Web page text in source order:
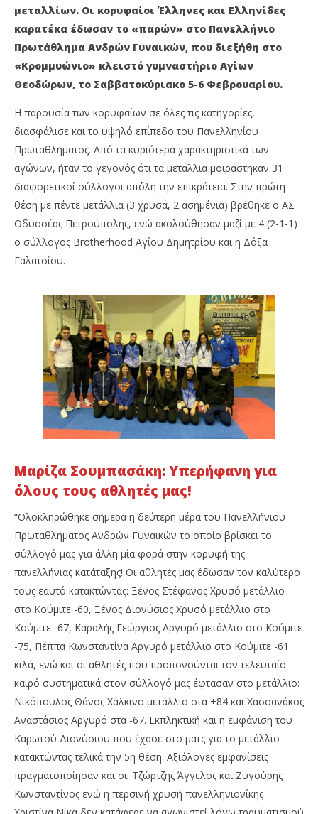
μεταλλίων. Οι κορυφαίοι Έλληνες και Ελληνίδες
καρατέκα έδωσαν το «παρών» στο Πανελλήνιο
Πρωτάθλημα Ανδρών Γυναικών, που διεξήθη στο
«Κρομμυώνιο» κλειστό γυμναστήριο Αγίων
Θεοδώρων, το Σαββατοκύριακο 5-6 Φεβρουαρίου.
Η παρουσία των κορυφαίων σε όλες τις κατηγορίες,
διασφάλισε και το υψηλό επίπεδο του Πανελληνίου
Πρωταθλήματος. Από τα κυριότερα χαρακτηριστικά των
αγώνων, ήταν το γεγονός ότι τα μετάλλια μοιράστηκαν 31
διαφορετικοί σύλλογοι απ΄όλη την επικράτεια. Στην πρώτη
θέση με πέντε μετάλλια (3 χρυσά, 2 ασημένια) βρέθηκε ο ΑΣ
Οδυσσέας Πετρούπολης, ενώ ακολούθησαν μαζί με 4 (2-1-1)
ο σύλλογος Brotherhood Αγίου Δημητρίου και η Δόξα
Γαλατσίου.
Μαρίζα Σουμπασάκη: Υπερήφανη για
όλους τους αθλητές μας!
“Ολοκληρώθηκε σήμερα η δεύτερη μέρα του Πανελλήνιου
Πρωταθλήματος Ανδρών Γυναικών το οποίο βρίσκει το
σύλλογό μας για άλλη μία φορά στην κορυφή της
πανελλήνιας κατάταξης! Οι αθλητές μας έδωσαν τον καλύτερό
τους εαυτό κατακτώντας: Ξένος Στέφανος Χρυσό μετάλλιο
στο Κούμιτε -60, Ξένος Διονύσιος Χρυσό μετάλλιο στο
Κούμιτε -67, Καραλής Γεώργιος Αργυρό μετάλλιο στο Κούμιτε
-75, Πέππα Κωνσταντίνα Αργυρό μετάλλιο στο Κούμιτε -61
κιλά, ενώ και οι αθλητές που προπονούνται τον τελευταίο
καιρό συστηματικά στον σύλλογό μας έφτασαν στο μετάλλιο:
Νικόπουλος Θάνος Χάλκινο μετάλλιο στα +84 και Χασσανάκος
Αναστάσιος Αργυρό στα -67. Εκπληκτική και η εμφάνιση του
Καρωτού Διονύσιου που έχασε στο ματς για το μετάλλιο
κατακτώντας τελικά την 5η θέση. Αξιόλογες εμφανίσεις
πραγματοποίησαν και οι: Τζώρτζης Άγγελος και Ζυγούρης
Κωνσταντίνος ενώ η περσινή χρυσή πανελληνιονίκης